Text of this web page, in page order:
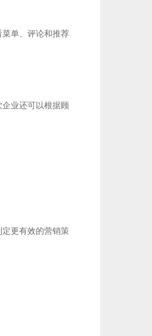
单、评论和推荐
业还可以根据顾
更有效的营销策